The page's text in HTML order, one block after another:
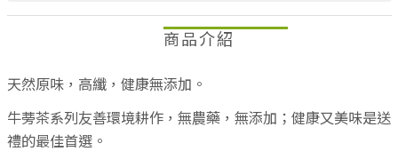
商品介紹
天然原味，高纖，健康無添加。
牛蒡茶系列友善環境耕作，無農藥，無添加；健康又美味是送
禮的最佳首選。